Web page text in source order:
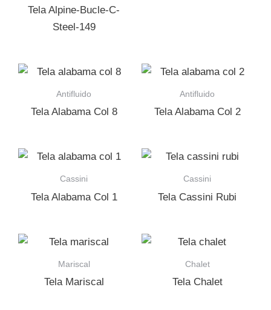
Tela Alpine-Bucle-C-
Steel-149
Antifluido
Tela Alabama Col 8
Antifluido
Tela Alabama Col 2
Cassini
Tela Alabama Col 1
Cassini
Tela Cassini Rubi
Mariscal
Tela Mariscal
Chalet
Tela Chalet